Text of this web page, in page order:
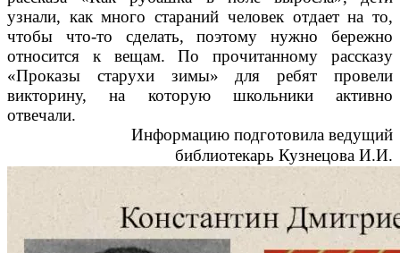
узнали, как много стараний человек отдает на то,
чтобы что-то сделать, поэтому нужно бережно
относится к вещам. По прочитанному рассказу
«Проказы старухи зимы» для ребят провели
викторину, на которую школьники активно
отвечали.
Информацию подготовила ведущий
библиотекарь Кузнецова И.И.